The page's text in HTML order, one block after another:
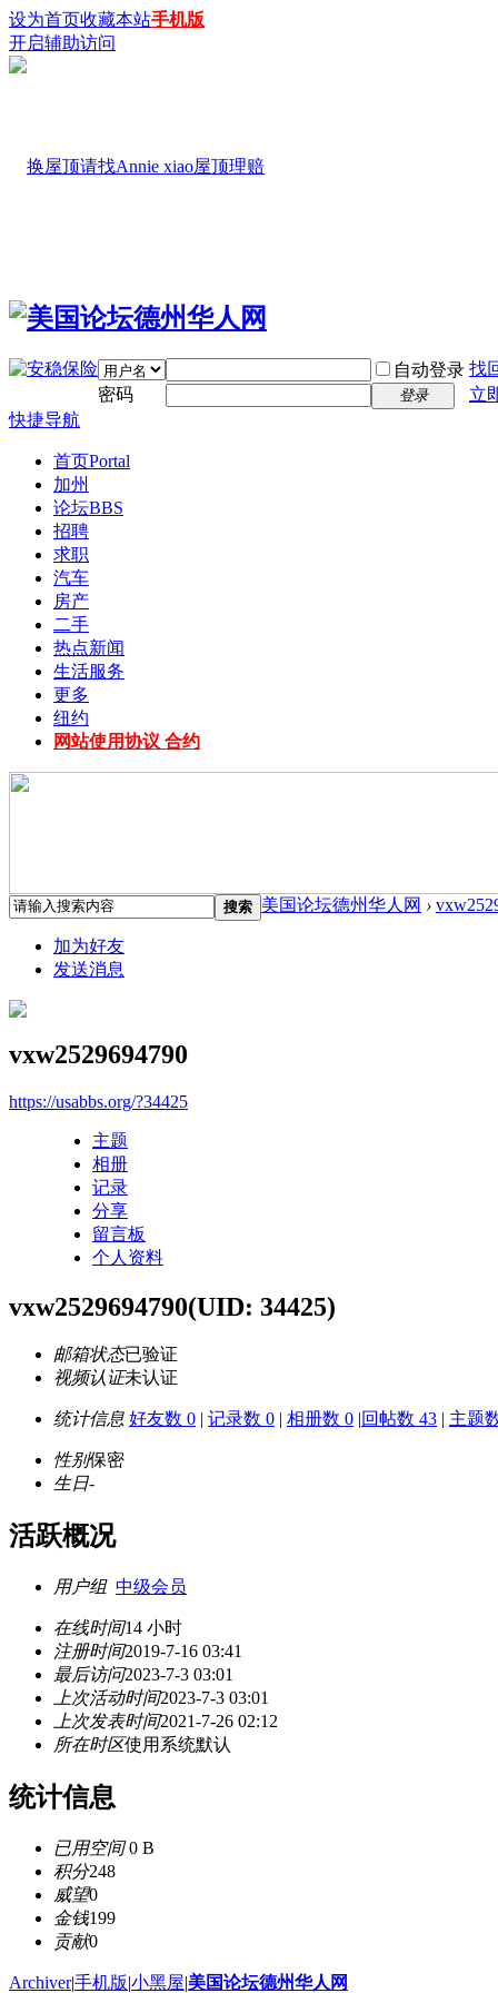
设为首页收藏本站手机版
开启辅助访问
自动登录 找
密码
登录
立
快捷导航
首页Portal
加州
论坛BBS
招聘
求职
汽车
房产
二手
热点新闻
生活服务
更多
纽约
网站使用协议 合约
搜索 美国论坛德州华人网 ›
加为好友
发送消息
vxw2529694790
https://usabbs.org/?34425
主题
相册
记录
分享
留言板
个人资料
vxw2529694790(UID: 34425)
邮箱状态已验证
视频认证未认证
统计信息 好友数 0 | 记录数 0 | 相册数 0 |回帖数 43 | 主题
性别保密
生日-
活跃概况
用户组 中级会员
在线时间14 小时
注册时间2019-7-16 03:41
最后访问2023-7-3 03:01
上次活动时间2023-7-3 03:01
上次发表时间2021-7-26 02:12
所在时区使用系统默认
统计信息
已用空间0 B
积分248
威望0
金钱199
贡献0
Archiver|手机版|小黑屋|美国论坛德州华人网